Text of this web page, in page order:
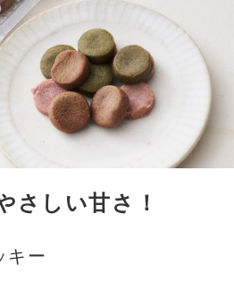
さしい甘さ！
キー